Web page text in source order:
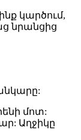
կարծում,
նրանցից
մոտ:
Աղջիկը